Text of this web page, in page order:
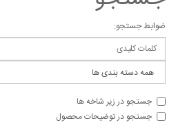
ضوابط جستجو:
جستجو در زیر شاخه ها
جستجو در توضیحات محصول